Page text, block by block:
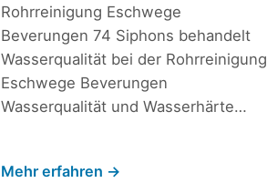
Rohrreinigung Eschwege
Beverungen 74 Siphons behandelt
Wasserqualität bei der Rohrreinigung
Eschwege Beverungen
Wasserqualität und Wasserhärte…
Mehr erfahren →